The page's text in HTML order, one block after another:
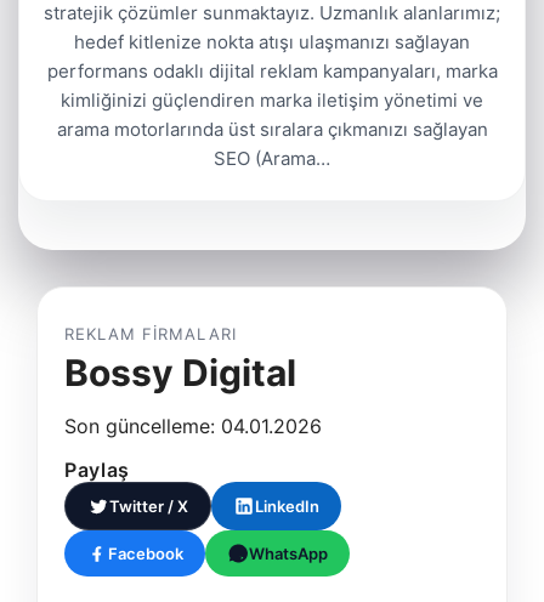
stratejik çözümler sunmaktayız. Uzmanlık alanlarımız;
hedef kitlenize nokta atışı ulaşmanızı sağlayan
performans odaklı dijital reklam kampanyaları, marka
kimliğinizi güçlendiren marka iletişim yönetimi ve
arama motorlarında üst sıralara çıkmanızı sağlayan
SEO (Arama…
REKLAM FIRMALARI
Bossy Digital
Son güncelleme: 04.01.2026
Paylaş
Twitter / X LinkedIn
Facebook WhatsApp